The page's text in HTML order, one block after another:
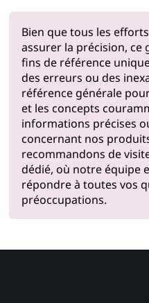
Bien que tous les
assurer la précision, ce
fins de référence
des erreurs ou des
référence générale
et les concepts
informations précises
concernant nos
recommandons de
dédié, où notre équipe
répondre à toutes vos
préoccupations.